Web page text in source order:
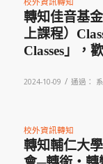
轉知佳音基
上課程）
Classes」，
2024-10-09 / 通過：
校外資訊轉知
轉知輔仁大